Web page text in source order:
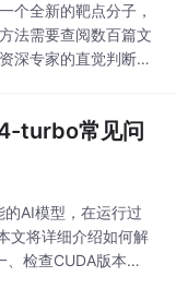
个全新的靶点分子，
法需要查阅数百篇文
深专家的直觉判断。
领域，合成路线的
turbo常见问
AI模型，在运行过
文将详细介绍如何解
检查CUDA版本要